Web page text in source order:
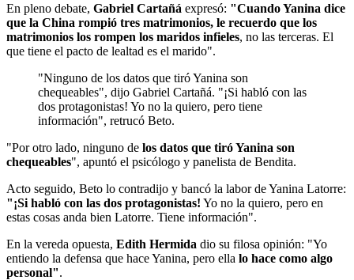
En pleno debate, Gabriel Cartañá expresó: "Cuando Yanina dice
que la China rompió tres matrimonios, le recuerdo que los
matrimonios los rompen los maridos infieles, no las terceras. El
que tiene el pacto de lealtad es el marido".
"Ninguno de los datos que tiró Yanina son
chequeables", dijo Gabriel Cartañá. "¡Si habló con las
dos protagonistas! Yo no la quiero, pero tiene
información", retrucó Beto.
"Por otro lado, ninguno de los datos que tiró Yanina son
chequeables", apuntó el psicólogo y panelista de Bendita.
Acto seguido, Beto lo contradijo y bancó la labor de Yanina Latorre:
"¡Si habló con las dos protagonistas! Yo no la quiero, pero en
estas cosas anda bien Latorre. Tiene información".
En la vereda opuesta, Edith Hermida dio su filosa opinión: "Yo
entiendo la defensa que hace Yanina, pero ella lo hace como algo
personal".